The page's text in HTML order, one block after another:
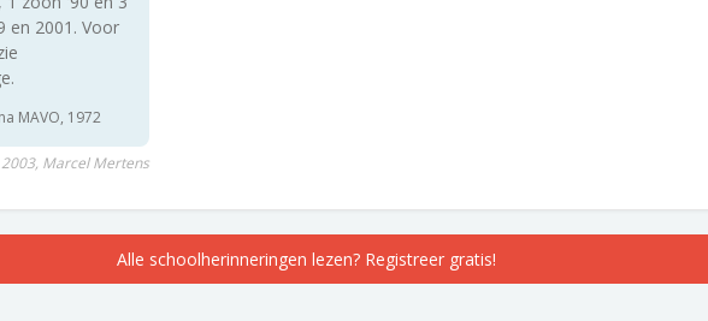
en 2001. Voor
MAVO, 1972
2003, Marcel Mertens
Alle schoolherinneringen lezen? Registreer gratis!